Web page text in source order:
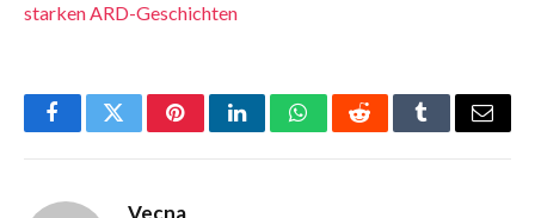
starken ARD-Geschichten
FacebookTwitterPinterestLinkedInWhatsAppRedditTumblrEmail
Vecna